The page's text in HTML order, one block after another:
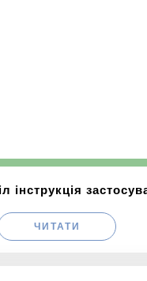
інструкція
ЧИТАТИ